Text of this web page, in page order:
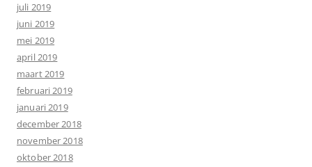
juli 2019
juni 2019
mei 2019
april 2019
maart 2019
februari 2019
januari 2019
december 2018
november 2018
oktober 2018